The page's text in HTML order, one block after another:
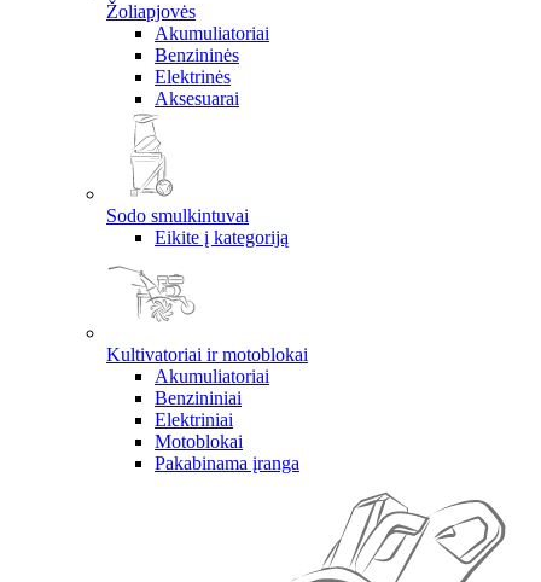
Žoliapjovės
Akumuliatoriai
Benzininės
Elektrinės
Aksesuarai
Sodo smulkintuvai
Eikite į kategoriją
Kultivatoriai ir motoblokai
Akumuliatoriai
Benzininiai
Elektriniai
Motoblokai
Pakabinama įranga